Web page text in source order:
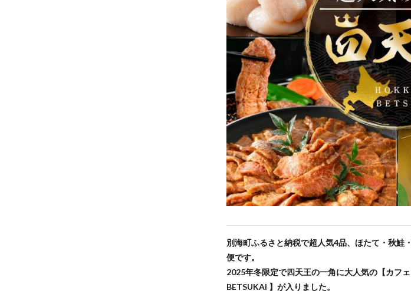
別海町ふるさと納税で超人気4品、ほたて・秋鮭
便です。
2025年冬限定で四天王の一角に大人気の【カフ
BETSUKAI 】が入りました。